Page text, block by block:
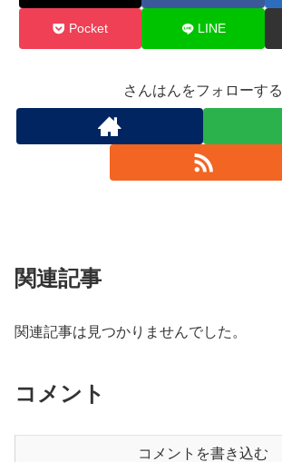
Pocket LINE
さんはんをフォローする
関連記事
関連記事は見つかりませんでした。
コメント
コメントを書き込む